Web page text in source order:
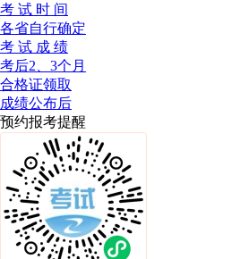
考 试 时 间
各省自行确定
考 试 成 绩
考后2、3个月
合格证领取
成绩公布后
预约报考提醒